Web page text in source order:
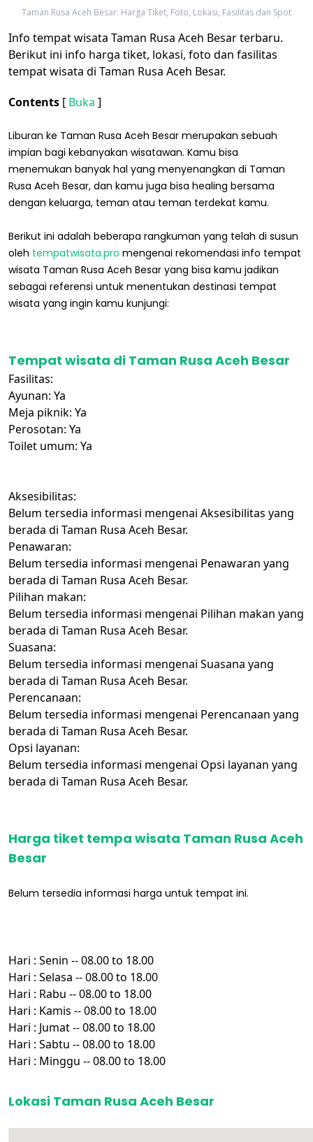
Taman Rusa Aceh Besar: Harga Tiket, Foto, Lokasi, Fasilitas dan Spot
Info tempat wisata Taman Rusa Aceh Besar terbaru.
Berikut ini info harga tiket, lokasi, foto dan fasilitas
tempat wisata di Taman Rusa Aceh Besar.
Contents [ Buka ]
Liburan ke Taman Rusa Aceh Besar merupakan sebuah
impian bagi kebanyakan wisatawan. Kamu bisa
menemukan banyak hal yang menyenangkan di Taman
Rusa Aceh Besar, dan kamu juga bisa healing bersama
dengan keluarga, teman atau teman terdekat kamu.
Berikut ini adalah beberapa rangkuman yang telah di susun
oleh tempatwisata.pro mengenai rekomendasi info tempat
wisata Taman Rusa Aceh Besar yang bisa kamu jadikan
sebagai referensi untuk menentukan destinasi tempat
wisata yang ingin kamu kunjungi:
Tempat wisata di Taman Rusa Aceh Besar
Fasilitas:
Ayunan: Ya
Meja piknik: Ya
Perosotan: Ya
Toilet umum: Ya
Aksesibilitas:
Belum tersedia informasi mengenai Aksesibilitas yang
berada di Taman Rusa Aceh Besar.
Penawaran:
Belum tersedia informasi mengenai Penawaran yang
berada di Taman Rusa Aceh Besar.
Pilihan makan:
Belum tersedia informasi mengenai Pilihan makan yang
berada di Taman Rusa Aceh Besar.
Suasana:
Belum tersedia informasi mengenai Suasana yang
berada di Taman Rusa Aceh Besar.
Perencanaan:
Belum tersedia informasi mengenai Perencanaan yang
berada di Taman Rusa Aceh Besar.
Opsi layanan:
Belum tersedia informasi mengenai Opsi layanan yang
berada di Taman Rusa Aceh Besar.
Harga tiket tempa wisata Taman Rusa Aceh
Besar
Belum tersedia informasi harga untuk tempat ini.
Hari : Senin -- 08.00 to 18.00
Hari : Selasa -- 08.00 to 18.00
Hari : Rabu -- 08.00 to 18.00
Hari : Kamis -- 08.00 to 18.00
Hari : Jumat -- 08.00 to 18.00
Hari : Sabtu -- 08.00 to 18.00
Hari : Minggu -- 08.00 to 18.00
Lokasi Taman Rusa Aceh Besar